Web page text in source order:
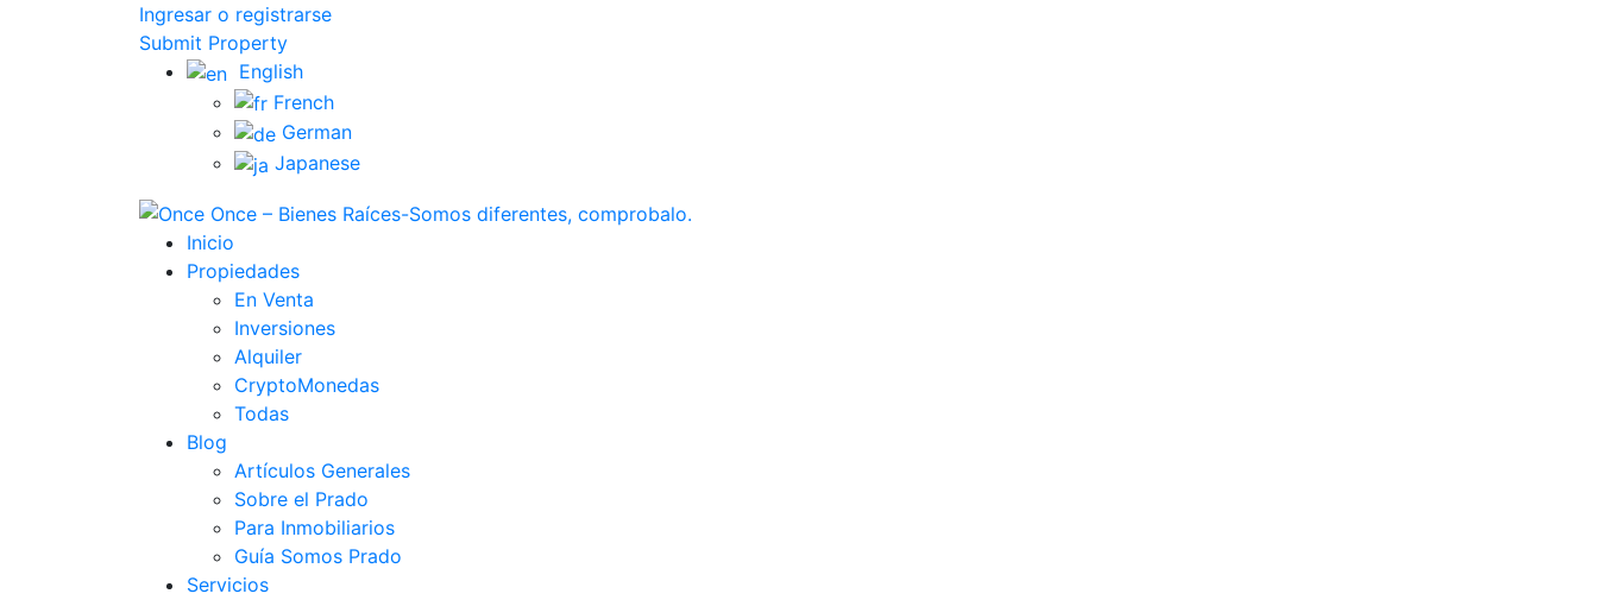
Ingresar o registrarse
Submit Property
English
French
German
Japanese
Inicio
Propiedades
En Venta
Inversiones
Alquiler
CryptoMonedas
Todas
Blog
Artículos Generales
Sobre el Prado
Para Inmobiliarios
Guía Somos Prado
Servicios